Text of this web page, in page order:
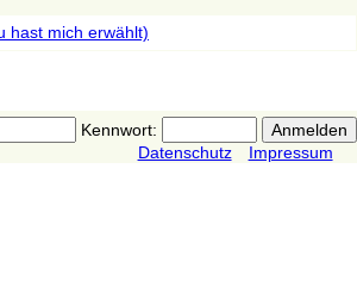
hast mich erwählt)
Kennwort:
Datenschutz
Impressum